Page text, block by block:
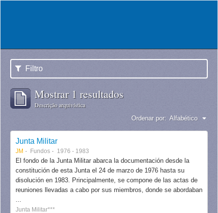
Filtro
Mostrar 1 resultados
Descrição arquivística
Ordenar por: Alfabético
Junta Militar
JM Fundos 1976 - 1983
El fondo de la Junta Militar abarca la documentación desde la
constitución de esta Junta el 24 de marzo de 1976 hasta su
disolución en 1983. Principalmente, se compone de las actas de
reuniones llevadas a cabo por sus miembros, donde se abordaban
...
Junta Militar***